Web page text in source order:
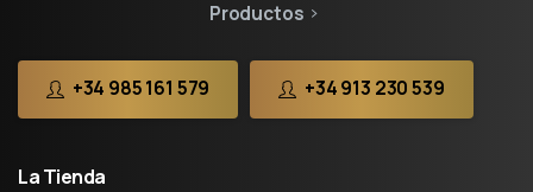
Productos
+34 985 161 579 +34 913 230 539
LaTienda